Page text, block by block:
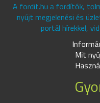
A fordit.hu a fordítók,
nyújt megjelenési és
portál hírekkel,
Mit